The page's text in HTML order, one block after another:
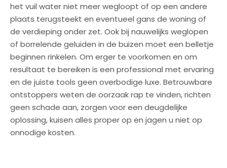
het vuil water niet meer wegloopt of op een andere
plaats terugsteekt en eventueel gans de woning of
de verdieping onder zet. Ook bij nauwelijks weglopen
of borrelende geluiden in de buizen moet een belletje
beginnen rinkelen. Om erger te voorkomen en om
resultaat te bereiken is een professional met ervaring
en de juiste tools geen overbodige luxe. Betrouwbare
ontstoppers weten de oorzaak rap te vinden, richten
geen schade aan, zorgen voor een deugdelijke
oplossing, kuisen alles proper op en jagen u niet op
onnodige kosten.